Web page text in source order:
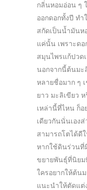
กลิ่นหอมอ่อน ๆ
ออกดอกทั้งปี ท
สกัดเป็นน้ำมันห
แค่นั้น เพราะดอ
สมุนไพรแก้ปวด
นอกจากนี้ต้นมะ
หลายชื่อมาก ๆ
ยาว มะลิเขียว
เหล่านี้ที่ไหน ก็
เดียวกันนั่นเอง
สามารถโตได้
หากใช้ดินร่วนที่
ขยายพันธุ์ที่นิยม
ใครอยากให้ต้น
แนะนำให้ตัดแต่